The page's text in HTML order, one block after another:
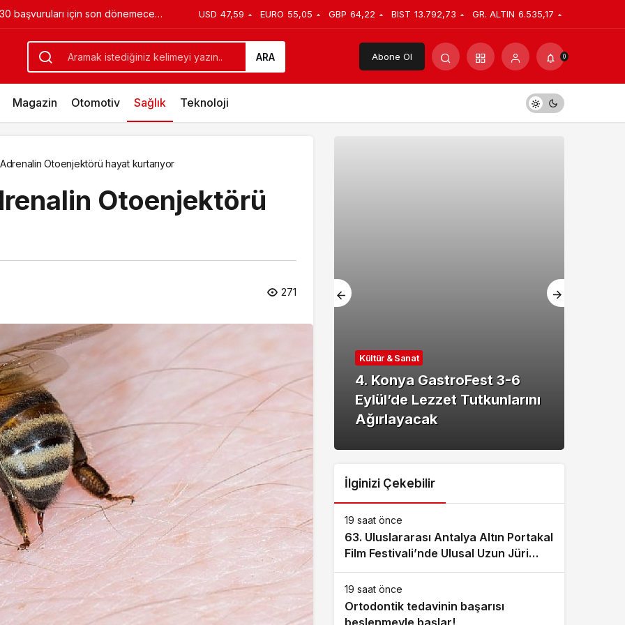
başvuruları için son dönemece USD 47,59 EURO 55,05 GBP 64,22 BIST 13.792,73 GR. ALTIN 6.535,17
ARA Abone Ol 0
Magazin Otomotiv Sağlık Teknoloji
Adrenalin Otoenjektörü hayat kurtarıyor
Otoenjektörü
271
oldu
Sağlık
DEÜ Hastanesinde Büyük
Dönüşüm
Kültür & Sanat
4. Konya GastroFest 3-6
Eylül’de Lezzet Tutkunlarını
Ağırlayacak
İlginizi Çekebilir
19 saat önce
63. Uluslararası Antalya Altın Portakal
Film Festivali’nde Ulusal Uzun Jüri
Başkanı Derviş Zaim!
19 saat önce
Ortodontik tedavinin başarısı
beslenmeyle başlar!
almak gerekir